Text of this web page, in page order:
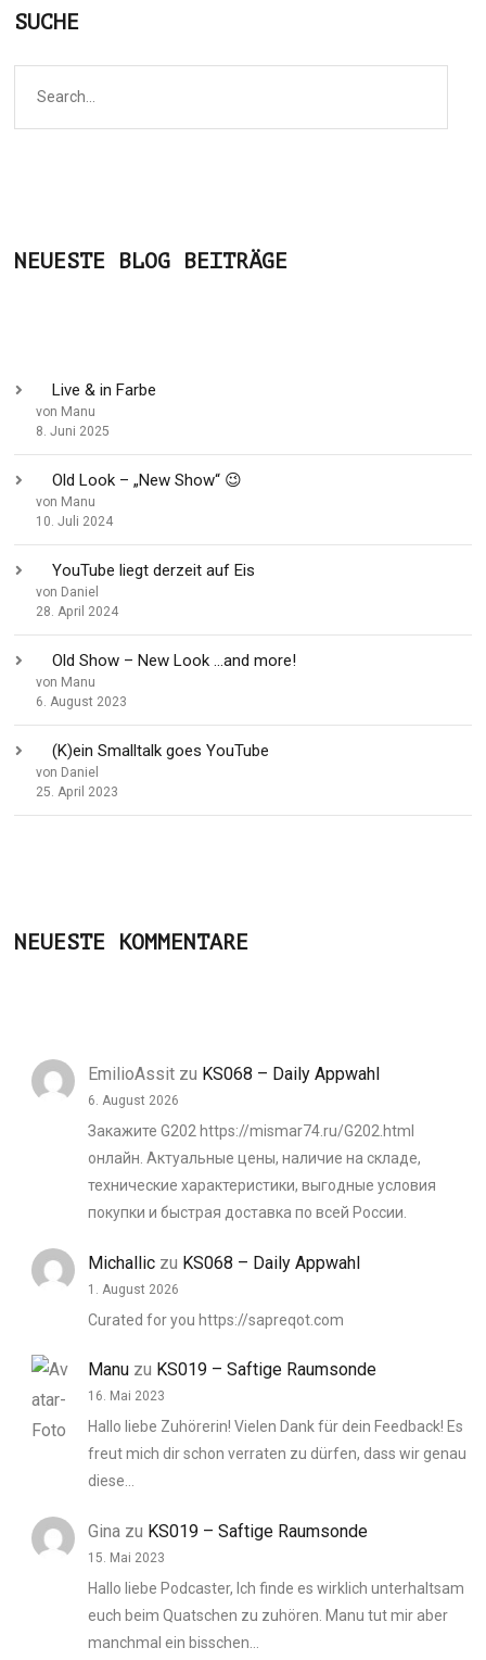
SUCHE
NEUESTE BLOG BEITRÄGE
Live & in Farbe
von Manu
8. Juni 2025
Old Look – „New Show“ 😉
von Manu
10. Juli 2024
YouTube liegt derzeit auf Eis
von Daniel
28. April 2024
Old Show – New Look …and more!
von Manu
6. August 2023
(K)ein Smalltalk goes YouTube
von Daniel
25. April 2023
NEUESTE KOMMENTARE
EmilioAssit zu KS068 – Daily Appwahl
6. August 2026
Закажите G202 https://mismar74.ru/G202.html
онлайн. Актуальные цены, наличие на складе,
технические характеристики, выгодные условия
покупки и быстрая доставка по всей России.
Michallic zu KS068 – Daily Appwahl
1. August 2026
Curated for you https://sapreqot.com
Manu zu KS019 – Saftige Raumsonde
16. Mai 2023
Hallo liebe Zuhörerin! Vielen Dank für dein Feedback! Es
freut mich dir schon verraten zu dürfen, dass wir genau
diese…
Gina zu KS019 – Saftige Raumsonde
15. Mai 2023
Hallo liebe Podcaster, Ich finde es wirklich unterhaltsam
euch beim Quatschen zu zuhören. Manu tut mir aber
manchmal ein bisschen…